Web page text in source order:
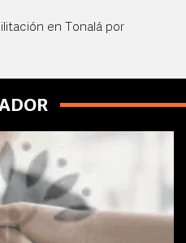
en Tonalá por